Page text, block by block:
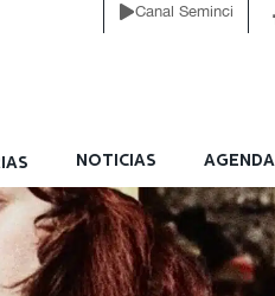
Canal Seminci
NOTICIAS AGENDA